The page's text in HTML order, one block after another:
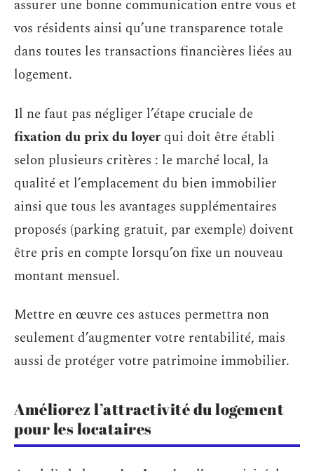
assurer une bonne communication entre vous et
vos résidents ainsi qu’une transparence totale
dans toutes les transactions financières liées au
logement.
Il ne faut pas négliger l’étape cruciale de
fixation du prix du loyer qui doit être établi
selon plusieurs critères : le marché local, la
qualité et l’emplacement du bien immobilier
ainsi que tous les avantages supplémentaires
proposés (parking gratuit, par exemple) doivent
être pris en compte lorsqu’on fixe un nouveau
montant mensuel.
Mettre en œuvre ces astuces permettra non
seulement d’augmenter votre rentabilité, mais
aussi de protéger votre patrimoine immobilier.
Améliorez l’attractivité du logement
pour les locataires